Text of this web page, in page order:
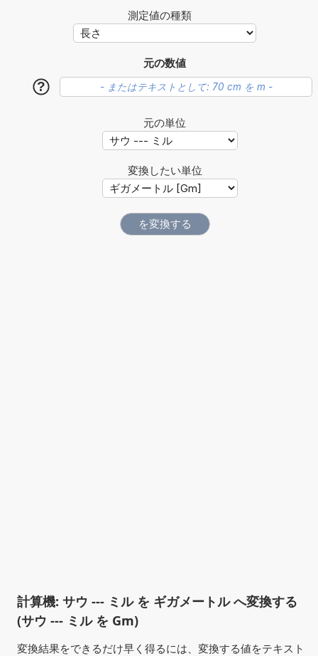
測定値の種類
元の数値
?
元の単位
変換したい単位
計算機: サウ --- ミル を ギガメートル へ変換する
(サウ --- ミル を Gm)
変換結果をできるだけ早く得るには、変換する値をテキスト